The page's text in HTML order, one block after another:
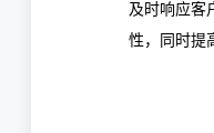
及时响应客
性，同时提